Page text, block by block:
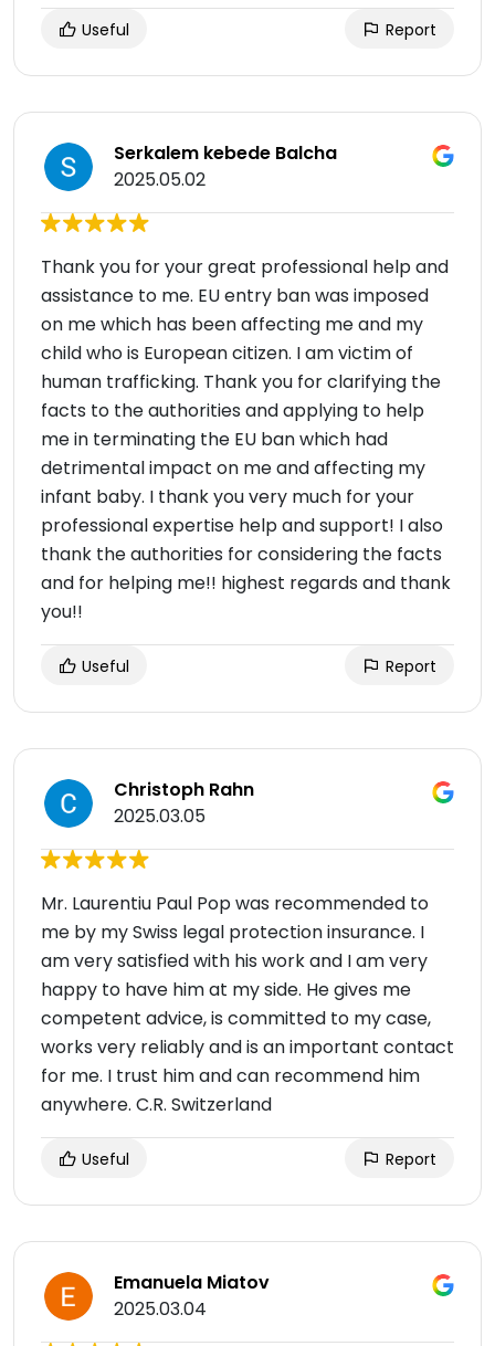
Useful Report
Serkalem kebede Balcha
2025.05.02
Thank you for your great professional help and
assistance to me. EU entry ban was imposed
on me which has been affecting me and my
child who is European citizen. I am victim of
human trafficking. Thank you for clarifying the
facts to the authorities and applying to help
me in terminating the EU ban which had
detrimental impact on me and affecting my
infant baby. I thank you very much for your
professional expertise help and support! I also
thank the authorities for considering the facts
and for helping me!! highest regards and thank
you!!
Useful Report
Christoph Rahn
2025.03.05
Mr. Laurentiu Paul Pop was recommended to
me by my Swiss legal protection insurance. I
am very satisfied with his work and I am very
happy to have him at my side. He gives me
competent advice, is committed to my case,
works very reliably and is an important contact
for me. I trust him and can recommend him
anywhere. C.R. Switzerland
Useful Report
Emanuela Miatov
2025.03.04